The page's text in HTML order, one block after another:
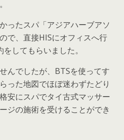
ったスパ「アジアハーブアソ
で、直接HISにオフィスへ行
してもらいました。
んでしたが、BTSを使ってす
った地図でほぼ迷わずたどり
安にスパでタイ古式マッサー
ジの施術を受けることができ